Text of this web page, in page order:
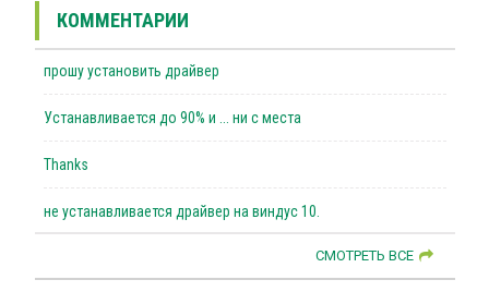
КОММЕНТАРИИ
прошу установить драйвер
Устанавливается до 90% и ... ни с места
Thanks
не устанавливается драйвер на виндус 10.
СМОТРЕТЬ ВСЕ